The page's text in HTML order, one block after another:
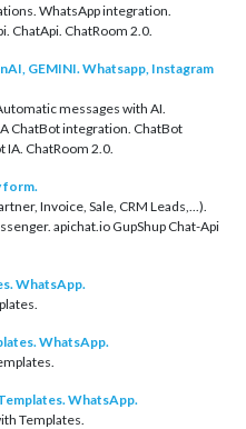
WhatsApp integration.
ChatApi. ChatRoom 2.0.
GEMINI. Whatsapp, Instagram
messages with AI.
ChatBot integration. ChatBot
IA. ChatRoom 2.0.
form.
Invoice, Sale, CRM Leads,...).
apichat.io GupShup Chat-Api
WhatsApp.
WhatsApp.
WhatsApp.
Templates.